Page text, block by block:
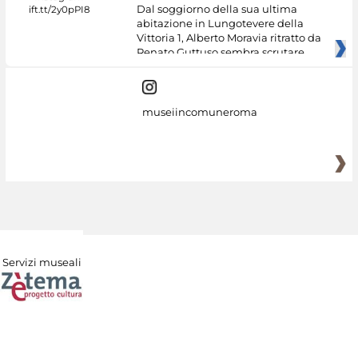
Dal soggiorno della sua ultima
abitazione in Lungotevere della
Vittoria 1, Alberto Moravia ritratto da
Renato Guttuso sembra scrutare
museiincomuneroma
Servizi museali